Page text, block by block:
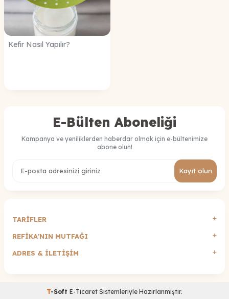
Kefir Nasıl Yapılır?
E-Bülten Aboneliği
Kampanya ve yeniliklerden haberdar olmak için e-bültenimize
abone olun!
Kayıt olun
TARİFLER
REFİKA'NIN MUTFAĞI
ADRES & İLETIŞIM
T-Soft E-Ticaret Sistemleriyle Hazırlanmıştır.